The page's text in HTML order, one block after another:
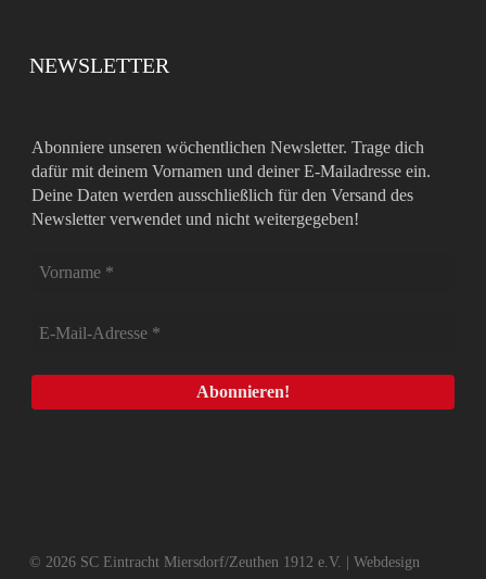
NEWSLETTER
Abonniere unseren wöchentlichen Newsletter. Trage dich
dafür mit deinem Vornamen und deiner E-Mailadresse ein.
Deine Daten werden ausschließlich für den Versand des
Newsletter verwendet und nicht weitergegeben!
© 2026 SC Eintracht Miersdorf/Zeuthen 1912 e.V. | Webdesign